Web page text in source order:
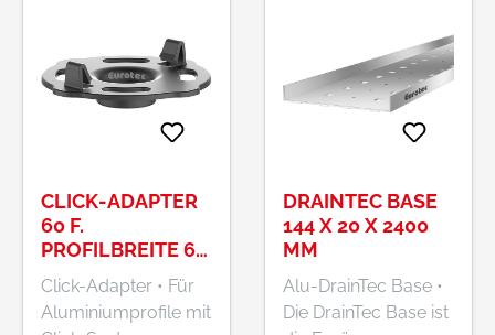
Siemensstraße 24,
42551 Velbert, DE,
+49205195770,
CLICK-ADAPTER
60 F.
PROFILBREITE 60
MM
Click-Adapter • Für
Aluminiumprofile mit
DRAINTEC BASE
144 X 20 X 2400
MM
Alu-DrainTec Base •
Die DrainTec Base ist